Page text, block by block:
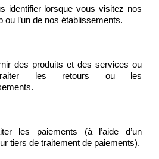
identifier lorsque vous visitez nos
ou l’un de nos établissements.
des produits et des services ou
les retours ou les
les paiements (à l’aide d’un
tiers de traitement de paiements).